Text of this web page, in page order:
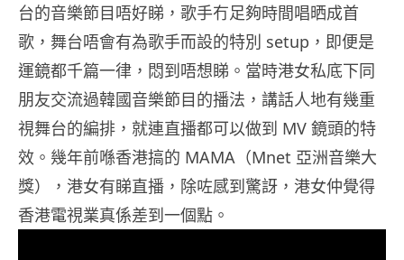
台的音樂節目唔好睇，歌手冇足夠時間唱晒成首
歌，舞台唔會有為歌手而設的特別 setup，即便是
運鏡都千篇一律，悶到唔想睇。當時港女私底下同
朋友交流過韓國音樂節目的播法，講話人地有幾重
視舞台的編排，就連直播都可以做到 MV 鏡頭的特
效。幾年前喺香港搞的 MAMA（Mnet 亞洲音樂大
獎），港女有睇直播，除咗感到驚訝，港女仲覺得
香港電視業真係差到一個點。